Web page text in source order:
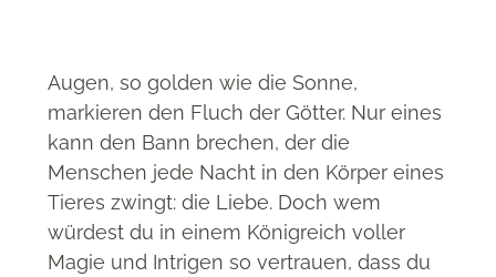
Augen, so golden wie die Sonne,
markieren den Fluch der Götter. Nur eines
kann den Bann brechen, der die
Menschen jede Nacht in den Körper eines
Tieres zwingt: die Liebe. Doch wem
würdest du in einem Königreich voller
Magie und Intrigen so vertrauen, dass du